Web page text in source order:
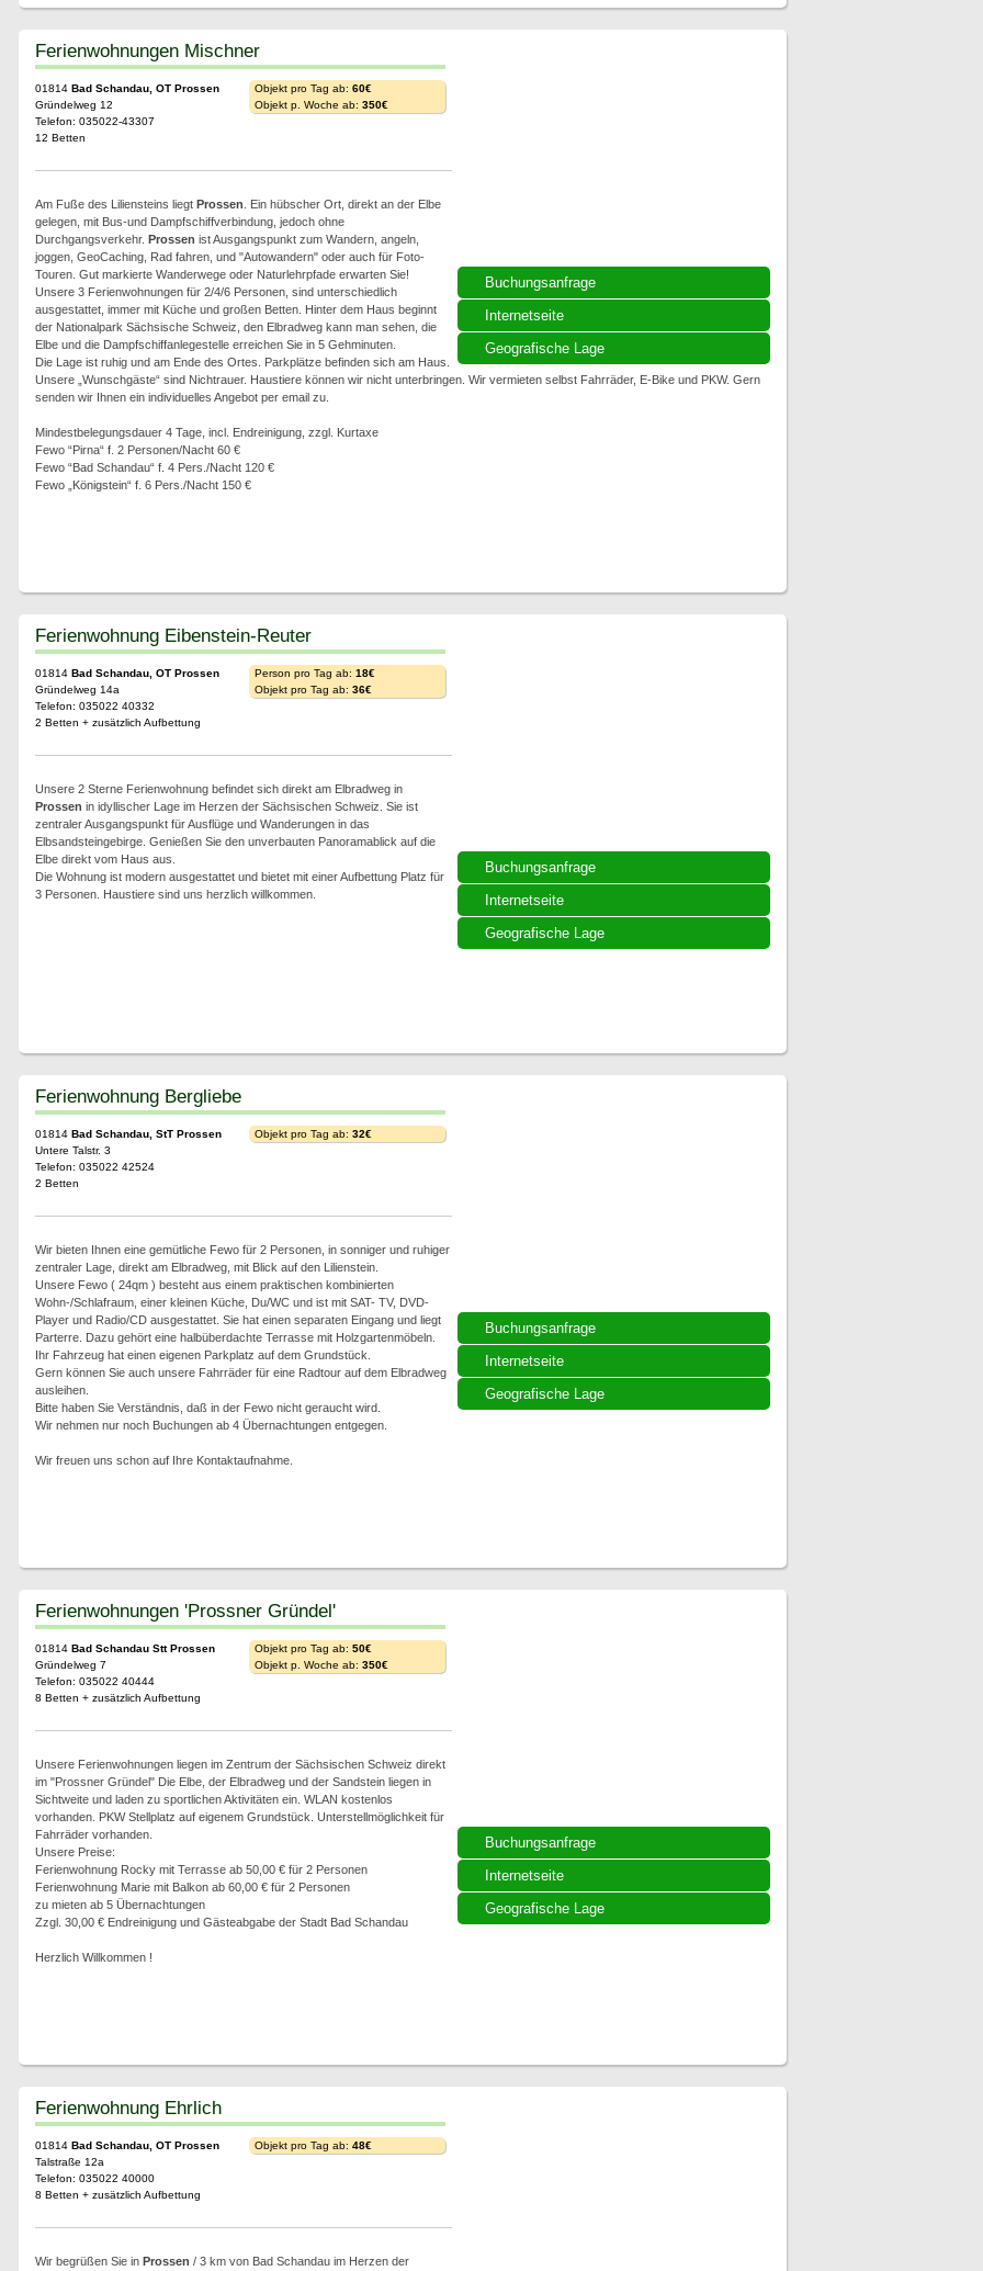
Buchungsanfrage
Internetseite
Geografische Lage
Ferienwohnungen Mischner
01814 Bad Schandau, OT Prossen
Gründelweg 12
Telefon: 035022-43307
12 Betten
Objekt pro Tag ab: 60€
Objekt p. Woche ab: 350€
Am Fuße des Liliensteins liegt Prossen . Ein hübscher Ort, direkt an der Elbe
gelegen, mit Bus-und Dampfschiffverbindung, jedoch ohne
Durchgangsverkehr. Prossen ist Ausgangspunkt zum Wandern, angeln,
joggen, GeoCaching, Rad fahren, und "Autowandern" oder auch für Foto-
Touren. Gut markierte Wanderwege oder Naturlehrpfade erwarten Sie!
Unsere 3 Ferienwohnungen für 2/4/6 Personen, sind unterschiedlich
ausgestattet, immer mit Küche und großen Betten. Hinter dem Haus beginnt
der Nationalpark Sächsische Schweiz, den Elbradweg kann man sehen, die
Elbe und die Dampfschiffanlegestelle erreichen Sie in 5 Gehminuten.
Die Lage ist ruhig und am Ende des Ortes. Parkplätze befinden sich am Haus.
Unsere „Wunschgäste“ sind Nichtrauer. Haustiere können wir nicht unterbringen. Wir vermieten selbst Fahrräder, E-Bike und PKW. Gern
senden wir Ihnen ein individuelles Angebot per email zu.
Mindestbelegungsdauer 4 Tage, incl. Endreinigung, zzgl. Kurtaxe
Fewo “Pirna“ f. 2 Personen/Nacht 60 €
Fewo “Bad Schandau“ f. 4 Pers./Nacht 120 €
Fewo „Königstein“ f. 6 Pers./Nacht 150 €
Buchungsanfrage
Internetseite
Geografische Lage
Ferienwohnung Eibenstein-Reuter
01814 Bad Schandau, OT Prossen
Gründelweg 14a
Telefon: 035022 40332
2 Betten + zusätzlich Aufbettung
Person pro Tag ab: 18€
Objekt pro Tag ab: 36€
Unsere 2 Sterne Ferienwohnung befindet sich direkt am Elbradweg in
Prossen in idyllischer Lage im Herzen der Sächsischen Schweiz. Sie ist
zentraler Ausgangspunkt für Ausflüge und Wanderungen in das
Elbsandsteingebirge. Genießen Sie den unverbauten Panoramablick auf die
Elbe direkt vom Haus aus.
Die Wohnung ist modern ausgestattet und bietet mit einer Aufbettung Platz für
3 Personen. Haustiere sind uns herzlich willkommen.
Buchungsanfrage
Internetseite
Geografische Lage
Ferienwohnung Bergliebe
01814 Bad Schandau, StT Prossen
Untere Talstr. 3
Telefon: 035022 42524
2 Betten
Objekt pro Tag ab: 32€
Wir bieten Ihnen eine gemütliche Fewo für 2 Personen, in sonniger und ruhiger
zentraler Lage, direkt am Elbradweg, mit Blick auf den Lilienstein.
Unsere Fewo ( 24qm ) besteht aus einem praktischen kombinierten
Wohn-/Schlafraum, einer kleinen Küche, Du/WC und ist mit SAT- TV, DVD-
Player und Radio/CD ausgestattet. Sie hat einen separaten Eingang und liegt
Parterre. Dazu gehört eine halbüberdachte Terrasse mit Holzgartenmöbeln.
Ihr Fahrzeug hat einen eigenen Parkplatz auf dem Grundstück.
Gern können Sie auch unsere Fahrräder für eine Radtour auf dem Elbradweg
ausleihen.
Bitte haben Sie Verständnis, daß in der Fewo nicht geraucht wird.
Wir nehmen nur noch Buchungen ab 4 Übernachtungen entgegen.
Wir freuen uns schon auf Ihre Kontaktaufnahme.
Buchungsanfrage
Internetseite
Geografische Lage
Ferienwohnungen 'Prossner Gründel'
01814 Bad Schandau Stt Prossen
Gründelweg 7
Telefon: 035022 40444
8 Betten + zusätzlich Aufbettung
Objekt pro Tag ab: 50€
Objekt p. Woche ab: 350€
Unsere Ferienwohnungen liegen im Zentrum der Sächsischen Schweiz direkt
im "Prossner Gründel" Die Elbe, der Elbradweg und der Sandstein liegen in
Sichtweite und laden zu sportlichen Aktivitäten ein. WLAN kostenlos
vorhanden. PKW Stellplatz auf eigenem Grundstück. Unterstellmöglichkeit für
Fahrräder vorhanden.
Unsere Preise:
Ferienwohnung Rocky mit Terrasse ab 50,00 € für 2 Personen
Ferienwohnung Marie mit Balkon ab 60,00 € für 2 Personen
zu mieten ab 5 Übernachtungen
Zzgl. 30,00 € Endreinigung und Gästeabgabe der Stadt Bad Schandau
Herzlich Willkommen !
Ferienwohnung Ehrlich
01814 Bad Schandau, OT Prossen
Talstraße 12a
Telefon: 035022 40000
8 Betten + zusätzlich Aufbettung
Objekt pro Tag ab: 48€
Wir begrüßen Sie in Prossen / 3 km von Bad Schandau im Herzen der